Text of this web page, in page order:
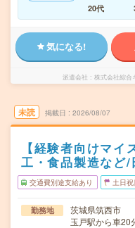
20代
気になる!
派遣会社 株式会社綜合
未読 掲載日 2026/08/07
【経験者向けマイ
工・食品製造など/
交通費別途支給あり 土日
勤務地
茨城県筑西市
玉戸駅から車20